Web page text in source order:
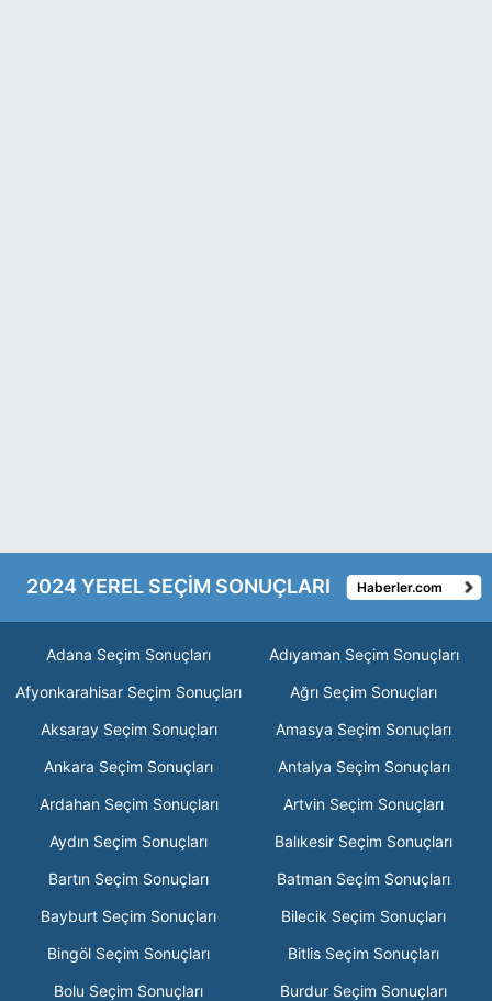
2024 YEREL SEÇİM SONUÇLARI Haberler.com
Adana Seçim Sonuçları
Adıyaman Seçim Sonuçları
Afyonkarahisar Seçim Sonuçları
Ağrı Seçim Sonuçları
Aksaray Seçim Sonuçları
Amasya Seçim Sonuçları
Ankara Seçim Sonuçları
Antalya Seçim Sonuçları
Ardahan Seçim Sonuçları
Artvin Seçim Sonuçları
Aydın Seçim Sonuçları
Balıkesir Seçim Sonuçları
Bartın Seçim Sonuçları
Batman Seçim Sonuçları
Bayburt Seçim Sonuçları
Bilecik Seçim Sonuçları
Bingöl Seçim Sonuçları
Bitlis Seçim Sonuçları
Bolu Seçim Sonuçları
Burdur Seçim Sonuçları